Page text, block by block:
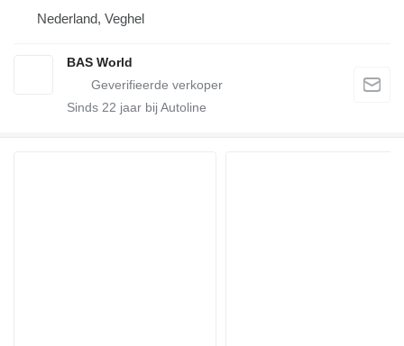
Nederland, Veghel
BAS World
Sinds 22 jaar bij Autoline